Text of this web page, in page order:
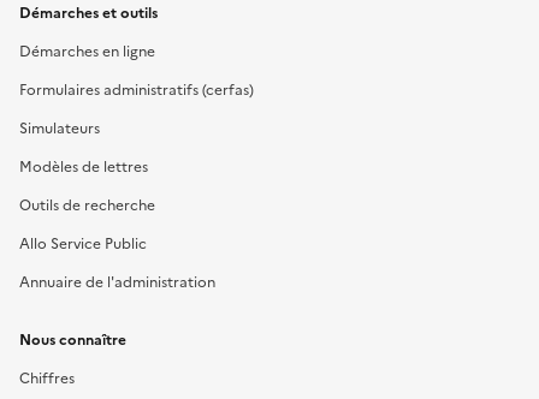
Démarches et outils
Démarches en ligne
Formulaires administratifs (cerfas)
Simulateurs
Modèles de lettres
Outils de recherche
Allo Service Public
Annuaire de l'administration
Nous connaître
Chiffres